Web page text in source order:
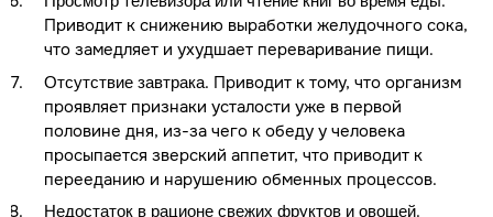
Приводит к снижению выработки желудочного сока,
что замедляет и ухудшает переваривание пищи.
Отсутствие завтрака. Приводит к тому, что организм
проявляет признаки усталости уже в первой
половине дня, из-за чего к обеду у человека
просыпается зверский аппетит, что приводит к
перееданию и нарушению обменных процессов.
Недостаток в рационе свежих фруктов и овощей.